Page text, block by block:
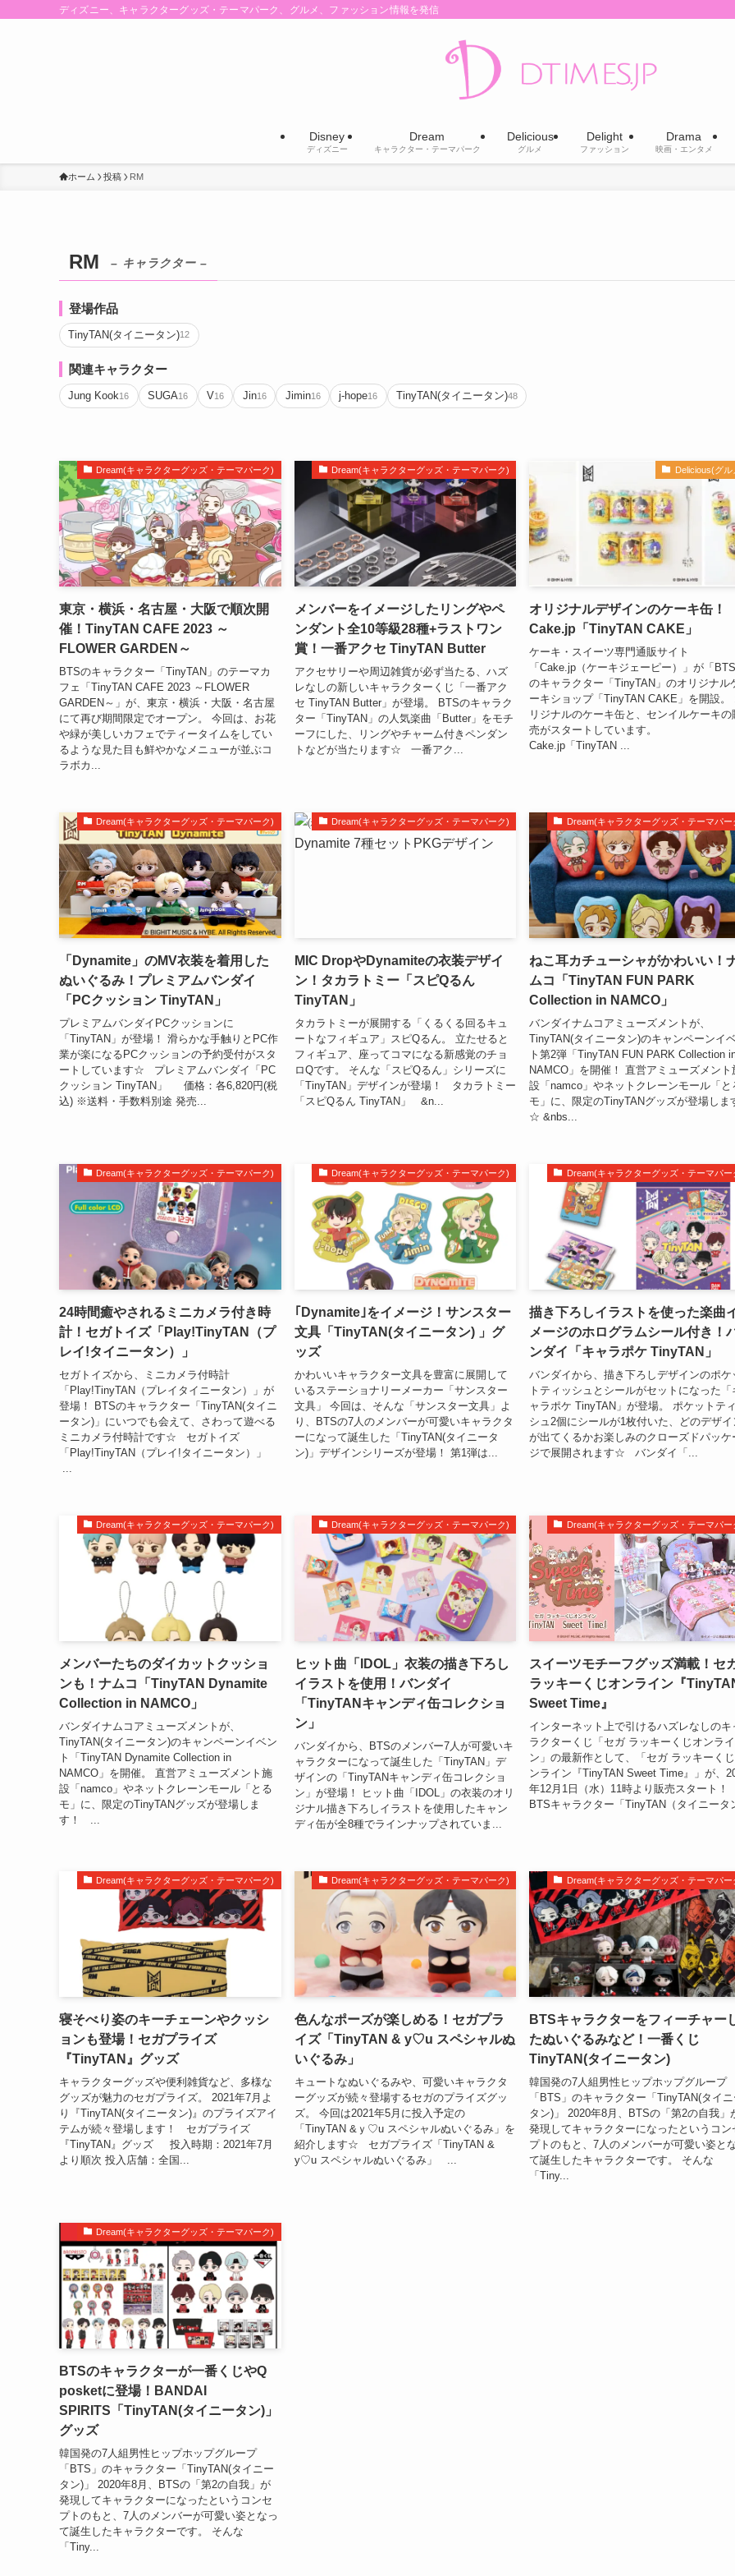
ディズニー、キャラクターグッズ・テーマパーク、グルメ、ファッション情報を発信
Disney
ディズニー
Dream
キャラクター・テーマパーク
Delicious
グルメ
Delight
ファッション
Drama
映画・エンタメ
ホーム 投稿 RM
RM – キャラクター –
登場作品
TinyTAN(タイニータン)12
関連キャラクター
Jung Kook16 SUGA16 V16 Jin16 Jimin16 j-hope16 TinyTAN(タイニータン)48
Dream(キャラクターグッズ・テーマパーク)
東京・横浜・名古屋・大阪で順次開
催！TinyTAN CAFE 2023 ～
FLOWER GARDEN～
BTSのキャラクター「TinyTAN」のテーマカ
フェ「TinyTAN CAFE 2023 ～FLOWER
GARDEN～」が、東京・横浜・大阪・名古屋
にて再び期間限定でオープン。 今回は、お花
や緑が美しいカフェでティータイムをしてい
るような見た目も鮮やかなメニューが並ぶコ
ラボカ...
Dream(キャラクターグッズ・テーマパーク)
メンバーをイメージしたリングやペ
ンダント全10等級28種+ラストワン
賞！一番アクセ TinyTAN Butter
アクセサリーや周辺雑貨が必ず当たる、ハズ
レなしの新しいキャラクターくじ「一番アク
セ TinyTAN Butter」が登場。 BTSのキャラク
ター「TinyTAN」の人気楽曲「Butter」をモチ
ーフにした、リングやチャーム付きペンダン
トなどが当たります☆ 一番アク...
Delicious(グル
オリジナルデザインのケーキ缶！
Cake.jp「TinyTAN CAKE」
ケーキ・スイーツ専門通販サイト
「Cake.jp（ケーキジェーピー）」が「BTS
のキャラクター「TinyTAN」のオリジナル
ーキショップ「TinyTAN CAKE」を開設。
リジナルのケーキ缶と、センイルケーキの
売がスタートしています。
Cake.jp「TinyTAN ...
Dream(キャラクターグッズ・テーマパーク)
「Dynamite」のMV衣装を着用した
ぬいぐるみ！プレミアムバンダイ
「PCクッション TinyTAN」
プレミアムバンダイPCクッションに
「TinyTAN」が登場！ 滑らかな手触りとPC作
業が楽になるPCクッションの予約受付がスタ
ートしています☆ プレミアムバンダイ「PC
クッション TinyTAN」 価格：各6,820円(税
込) ※送料・手数料別途 発売...
Dream(キャラクターグッズ・テーマパーク)
MIC DropやDynamiteの衣装デザイ
ン！タカラトミー「スピQるん
TinyTAN」
タカラトミーが展開する「くるくる回るキュ
ートなフィギュア」スピQるん。 立たせると
フィギュア、座ってコマになる新感覚のチョ
ロQです。 そんな「スピQるん」シリーズに
「TinyTAN」デザインが登場！ タカラトミー
「スピQるん TinyTAN」 &n...
Dream(キャラクターグッズ・テーマパー
ねこ耳カチューシャがかわいい！
ムコ「TinyTAN FUN PARK
Collection in NAMCO」
バンダイナムコアミューズメントが、
TinyTAN(タイニータン)のキャンペーンイ
ト第2弾「TinyTAN FUN PARK Collection
NAMCO」を開催！ 直営アミューズメント
設「namco」やネットクレーンモール「と
モ」に、限定のTinyTANグッズが登場しま
☆ &nbs...
Dream(キャラクターグッズ・テーマパーク)
24時間癒やされるミニカメラ付き時
計！セガトイズ「Play!TinyTAN（プ
レイ!タイニータン）」
セガトイズから、ミニカメラ付時計
「Play!TinyTAN（プレイタイニータン）」が
登場！ BTSのキャラクター「TinyTAN(タイニ
ータン)」にいつでも会えて、さわって遊べる
ミニカメラ付時計です☆ セガトイズ
「Play!TinyTAN（プレイ!タイニータン）」
...
Dream(キャラクターグッズ・テーマパーク)
｢Dynamite｣をイメージ！サンスター
文具「TinyTAN(タイニータン) 」グ
ッズ
かわいいキャラクター文具を豊富に展開して
いるステーショナリーメーカー「サンスター
文具」 今回は、そんな「サンスター文具」よ
り、BTSの7人のメンバーが可愛いキャラクタ
ーになって誕生した「TinyTAN(タイニータ
ン)」デザインシリーズが登場！ 第1弾は...
Dream(キャラクターグッズ・テーマパー
描き下ろしイラストを使った楽曲
メージのホログラムシール付き！
ンダイ「キャラポケ TinyTAN」
バンダイから、描き下ろしデザインのポケ
トティッシュとシールがセットになった「
ャラポケ TinyTAN」が登場。 ポケットテ
シュ2個にシールが1枚付いた、どのデザイ
が出てくるかお楽しみのクローズドパッケ
ジで展開されます☆ バンダイ「...
Dream(キャラクターグッズ・テーマパーク)
メンバーたちのダイカットクッショ
ンも！ナムコ「TinyTAN Dynamite
Collection in NAMCO」
バンダイナムコアミューズメントが、
TinyTAN(タイニータン)のキャンペーンイベン
ト「TinyTAN Dynamite Collection in
NAMCO」を開催。 直営アミューズメント施
設「namco」やネットクレーンモール「とる
モ」に、限定のTinyTANグッズが登場しま
す！ ...
Dream(キャラクターグッズ・テーマパーク)
ヒット曲「IDOL」衣装の描き下ろし
イラストを使用！バンダイ
「TinyTANキャンディ缶コレクショ
ン」
バンダイから、BTSのメンバー7人が可愛いキ
ャラクターになって誕生した「TinyTAN」デ
ザインの「TinyTANキャンディ缶コレクショ
ン」が登場！ ヒット曲「IDOL」の衣装のオリ
ジナル描き下ろしイラストを使用したキャン
ディ缶が全8種でラインナップされていま...
Dream(キャラクターグッズ・テーマパー
スイーツモチーフグッズ満載！セ
ラッキーくじオンライン『
Sweet Time』
インターネット上で引けるハズレなしのキ
ラクターくじ「セガ ラッキーくじオンライ
ン」の最新作として、「セガ ラッキーく
ンライン『TinyTAN Sweet Time』」が、
年12月1日（水）11時より販売スタート！
BTSキャラクター「TinyTAN（タイニータ
Dream(キャラクターグッズ・テーマパーク)
寝そべり姿のキーチェーンやクッシ
ョンも登場！セガプライズ
『TinyTAN』グッズ
キャラクターグッズや便利雑貨など、多様な
グッズが魅力のセガプライズ。 2021年7月よ
り『TinyTAN(タイニータン)』のプライズアイ
テムが続々登場します！ セガプライズ
『TinyTAN』グッズ 投入時期：2021年7月
より順次 投入店舗：全国...
Dream(キャラクターグッズ・テーマパーク)
色んなポーズが楽しめる！セガプラ
イズ「TinyTAN & y♡u スペシャルぬ
いぐるみ」
キュートなぬいぐるみや、可愛いキャラクタ
ーグッズが続々登場するセガのプライズグッ
ズ。 今回は2021年5月に投入予定の
「TinyTAN &ｙ♡u スペシャルぬいぐるみ」を
紹介します☆ セガプライズ「TinyTAN &
y♡u スペシャルぬいぐるみ」 ...
Dream(キャラクターグッズ・テーマパー
BTSキャラクターをフィーチャー
たぬいぐるみなど！一番くじ
TinyTAN(タイニータン)
韓国発の7人組男性ヒップホップグループ
「BTS」のキャラクター「TinyTAN(タイニ
タン)」 2020年8月、BTSの「第2の自我」
発現してキャラクターになったというコン
プトのもと、7人のメンバーが可愛い姿と
て誕生したキャラクターです。 そんな
「Tiny...
Dream(キャラクターグッズ・テーマパーク)
BTSのキャラクターが一番くじやQ
posketに登場！BANDAI
SPIRITS「TinyTAN(タイニータン)」
グッズ
韓国発の7人組男性ヒップホップグループ
「BTS」のキャラクター「TinyTAN(タイニー
タン)」 2020年8月、BTSの「第2の自我」が
発現してキャラクターになったというコンセ
プトのもと、7人のメンバーが可愛い姿となっ
て誕生したキャラクターです。 そんな
「Tiny...